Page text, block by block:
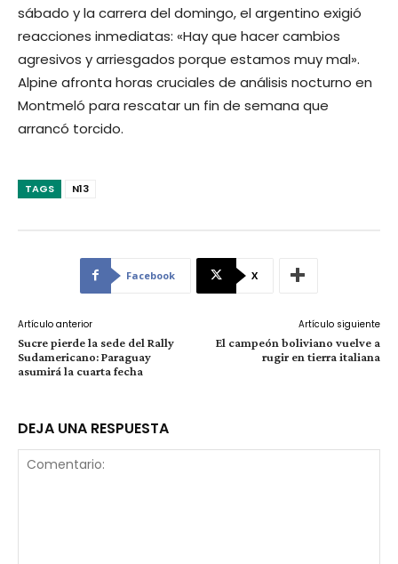
sábado y la carrera del domingo, el argentino exigió
reacciones inmediatas: «Hay que hacer cambios
agresivos y arriesgados porque estamos muy mal».
Alpine afronta horas cruciales de análisis nocturno en
Montmeló para rescatar un fin de semana que
arrancó torcido.
TAGS N13
Facebook X
Artículo anterior
Sucre pierde la sede del Rally
Sudamericano: Paraguay
asumirá la cuarta fecha
Artículo siguiente
El campeón boliviano vuelve a
rugir en tierra italiana
DEJA UNA RESPUESTA